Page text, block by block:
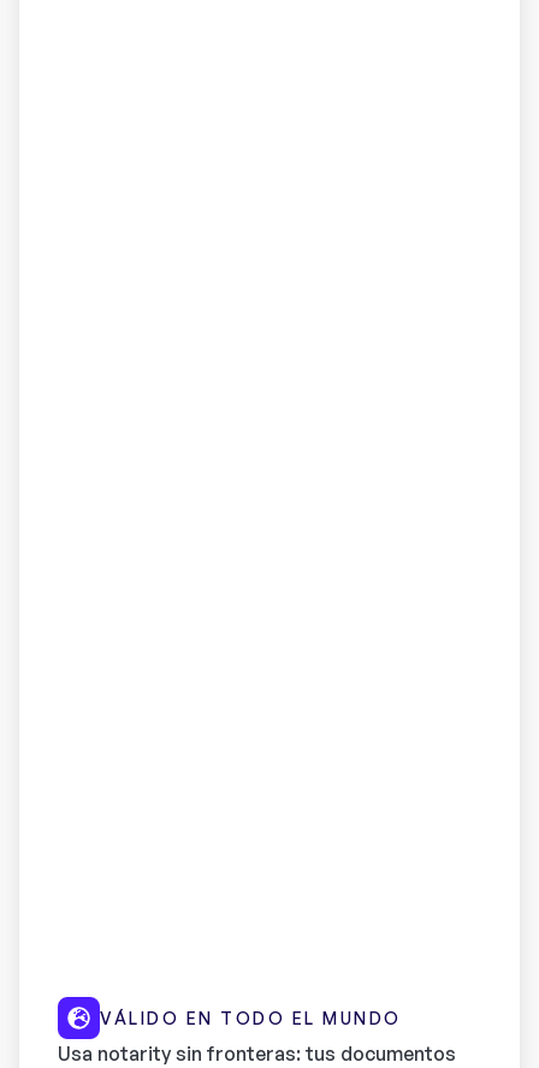
VÁLIDO EN TODO EL MUNDO
Usa notarity sin fronteras: tus documentos